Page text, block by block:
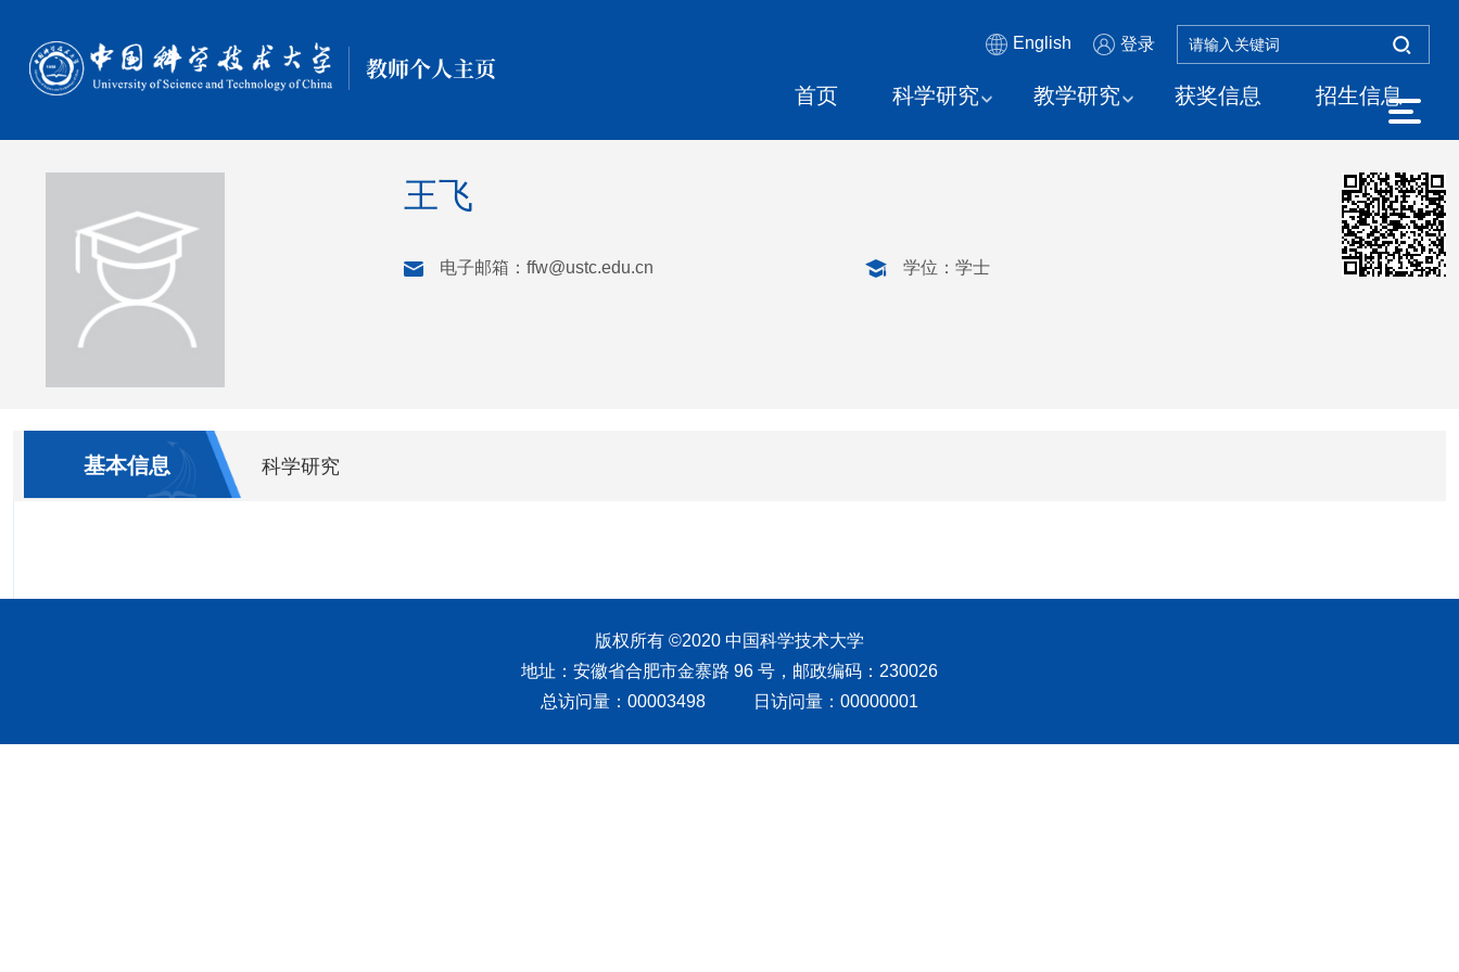
教师个人主页
English 登录
首页 科学研究 教学研究 获奖信息 招生信息
王飞
电子邮箱： ffw@ustc.edu.cn 学位：学士
基本信息 科学研究
版权所有 ©2020 中国科学技术大学
地址：安徽省合肥市金寨路 96 号，邮政编码：230026
总访问量： 00003498 日访问量： 00000001